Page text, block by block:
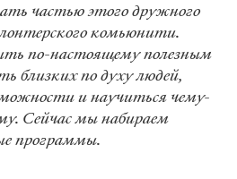
частью этого дружного
комьюнити.
по-настоящему полезным
близких по духу людей,
и научиться чему-
Сейчас мы набираем
программы.